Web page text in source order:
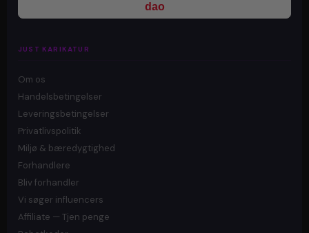
JUST KARIKATUR
Om os
Handelsbetingelser
Leveringsbetingelser
Privatlivspolitik
Miljø & bæredygtighed
Forhandlere
Bliv forhandler
Vi søger influencers
Affiliate — Tjen penge
dao